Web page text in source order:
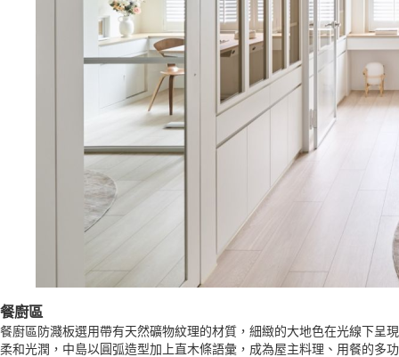
餐廚區
餐廚區防濺板選用帶有天然礦物紋理的材質，細緻的大地色在光線下呈現
柔和光潤，中島以圓弧造型加上直木條語彙，成為屋主料理、用餐的多功